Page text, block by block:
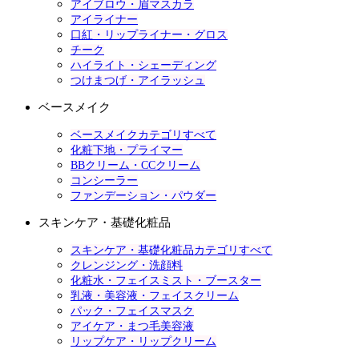
アイブロウ・眉マスカラ
アイライナー
口紅・リップライナー・グロス
チーク
ハイライト・シェーディング
つけまつげ・アイラッシュ
ベースメイク
ベースメイクカテゴリすべて
化粧下地・プライマー
BBクリーム・CCクリーム
コンシーラー
ファンデーション・パウダー
スキンケア・基礎化粧品
スキンケア・基礎化粧品カテゴリすべて
クレンジング・洗顔料
化粧水・フェイスミスト・ブースター
乳液・美容液・フェイスクリーム
パック・フェイスマスク
アイケア・まつ毛美容液
リップケア・リップクリーム